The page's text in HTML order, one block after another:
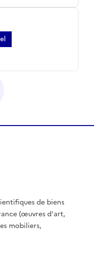
de biens
(œuvres d'art,
mobiliers,